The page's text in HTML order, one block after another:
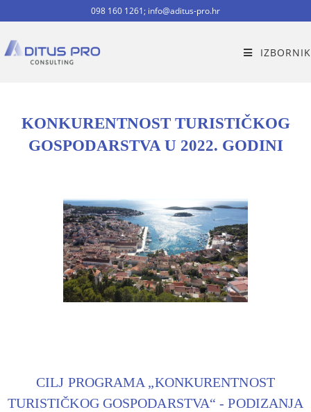
098 160 1261; info@aditus-pro.hr
IZBORNIK
KONKURENTNOST TURISTIČKOG
GOSPODARSTVA U 2022. GODINI
CILJ PROGRAMA „KONKURENTNOST
TURISTIČKOG GOSPODARSTVA“ - PODIZANJA